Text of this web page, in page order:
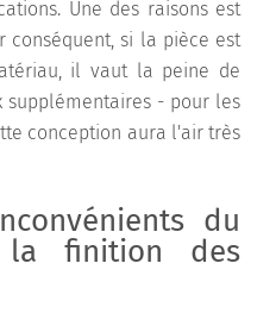
Une des raisons est
conséquent, si la pièce est
il vaut la peine de
supplémentaires - pour les
conception aura l'air très
du
la finition des